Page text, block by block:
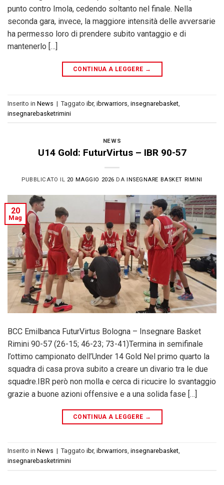
punto contro Imola, cedendo soltanto nel finale. Nella
seconda gara, invece, la maggiore intensità delle avversarie
ha permesso loro di prendere subito vantaggio e di
mantenerlo […]
CONTINUA A LEGGERE →
Inserito in News | Taggato ibr, ibrwarriors insegnarebasket
insegnarebasketrimini
NEWS
U14 Gold: FuturVirtus – IBR 90-57
PUBBLICATO IL 20 MAGGIO 2026 DAINSEGNARE BASKET RIMINI
20
Mag
BCC Emilbanca FuturVirtus Bologna – Insegnare Basket
Rimini 90-57 (26-15; 46-23; 73-41)Termina in semifinale
l’ottimo campionato dell’Under 14 Gold Nel primo quarto la
squadra di casa prova subito a creare un divario tra le due
squadre.IBR però non molla e cerca di ricucire lo svantaggio
grazie a buone azioni offensive e a una solida fase […]
CONTINUA A LEGGERE →
Inserito in News | Taggato ibr, ibrwarriors, insegnarebasket,
insegnarebasketrimini